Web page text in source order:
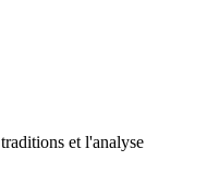
et l'analyse